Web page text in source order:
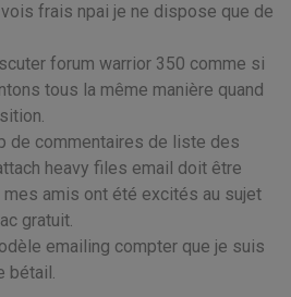
frais npai je ne dispose que de
forum warrior 350 comme si
tous la même manière quand
de commentaires de liste des
heavy files email doit être
amis ont été excités au sujet
gratuit.
emailing compter que je suis
bétail.